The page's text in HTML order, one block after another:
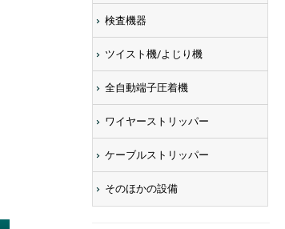
検査機器
ツイスト機/よじり機
全自動端子圧着機
ワイヤーストリッパー
ケーブルストリッパー
そのほかの設備